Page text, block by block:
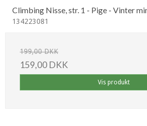
Climbing Nisse, str. 1 - Pige - Vinter
134223081
199,00 DKK
159,00 DKK
Vis produkt